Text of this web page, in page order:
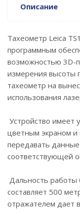
Описание
Тахеометр Leica
программным
возможностью 3D-
измерения высоты
тахеометр на
использования
Устройство имеет
цветным экраном и
передавать
соответствующей
Дальность работы
составляет 500
отражателем дает